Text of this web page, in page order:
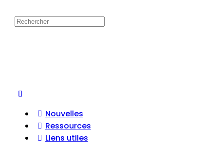
Nouvelles
Ressources
Liens utiles